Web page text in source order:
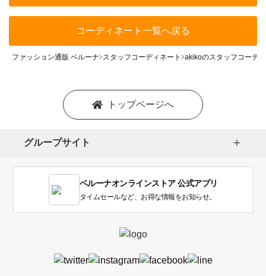
コーディネート一覧へ戻る
ファッション通販 ベルーナ スタッフコーディネート akikoのスタッフコーデ
トップページへ
グループサイト
ベルーナオンラインストア 公式アプリ
タイムセールなど、お得な情報をお知らせ。